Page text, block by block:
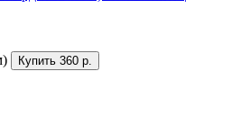
Купить 360 р.